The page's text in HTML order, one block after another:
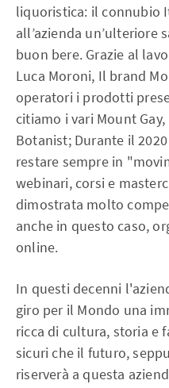
liquoristica: il connubio
all’azienda un’ulteriore
buon bere. Grazie al
Luca Moroni, Il brand
operatori i prodotti
citiamo i vari Mount
Botanist; Durante il
restare sempre in
webinari, corsi e
dimostrata molto
anche in questo caso,
online.
In questi decenni
giro per il Mondo una
ricca di cultura, storia e
sicuri che il futuro,
riserverà a questa